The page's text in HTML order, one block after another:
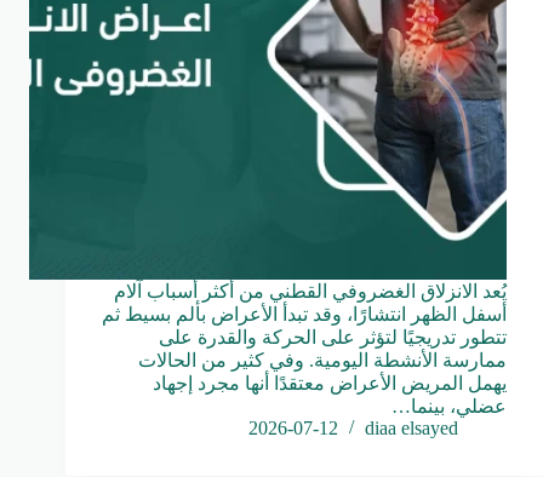
يُعد الانزلاق الغضروفي القطني من أكثر أسباب آلام
أسفل الظهر انتشارًا، وقد تبدأ الأعراض بألم بسيط ثم
تتطور تدريجيًا لتؤثر على الحركة والقدرة على
ممارسة الأنشطة اليومية. وفي كثير من الحالات
يهمل المريض الأعراض معتقدًا أنها مجرد إجهاد
عضلي، بينما…
diaa elsayed
2026-07-12